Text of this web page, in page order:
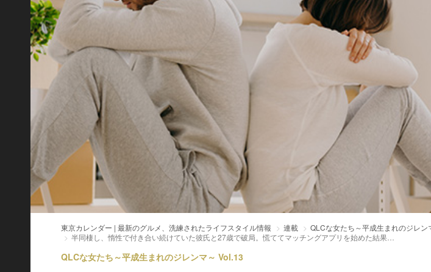
東京カレンダー | 最新のグルメ、洗練されたライフスタイル情報 連載
QLCな女たち～平成生まれのジレン
半同棲し、惰性で付き合い続けていた彼氏と27歳で破局。慌ててマッチングアプリを始めた結果…
QLCな女たち～平成生まれのジレンマ～ Vol.13